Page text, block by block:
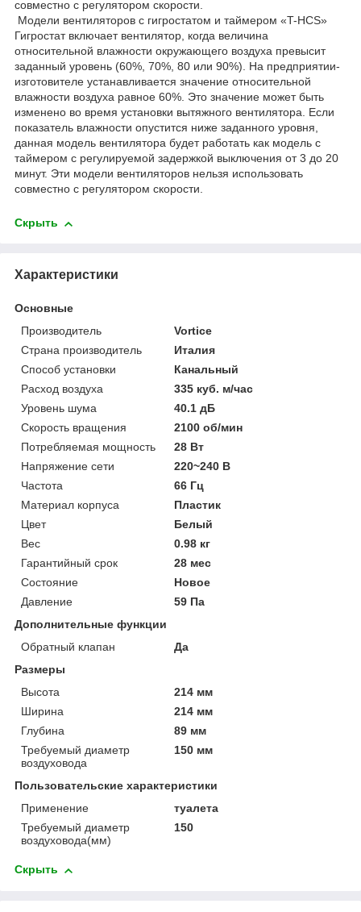
совместно с регулятором скорости.
Модели вентиляторов с гигростатом и таймером «T-HCS»
Гигростат включает вентилятор, когда величина
относительной влажности окружающего воздуха превысит
заданный уровень (60%, 70%, 80 или 90%). На предприятии-
изготовителе устанавливается значение относительной
влажности воздуха равное 60%. Это значение может быть
изменено во время установки вытяжного вентилятора. Если
показатель влажности опустится ниже заданного уровня,
данная модель вентилятора будет работать как модель с
таймером с регулируемой задержкой выключения от 3 до 20
минут. Эти модели вентиляторов нельзя использовать
совместно с регулятором скорости.
Скрыть
Характеристики
Основные
Производитель
Vortice
Страна производитель
Италия
Способ установки
Канальный
Расход воздуха
335 куб. м/час
Уровень шума
40.1 дБ
Скорость вращения
2100 об/мин
Потребляемая мощность
28 Вт
Напряжение сети
220~240 В
Частота
66 Гц
Материал корпуса
Пластик
Цвет
Белый
Вес
0.98 кг
Гарантийный срок
28 мес
Состояние
Новое
Давление
59 Па
Дополнительные функции
Обратный клапан
Да
Размеры
Высота
214 мм
Ширина
214 мм
Глубина
89 мм
Требуемый диаметр
воздуховода
150 мм
Пользовательские характеристики
Применение
туалета
Требуемый диаметр
воздуховода(мм)
150
Скрыть